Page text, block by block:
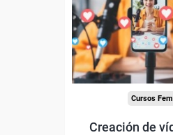
trabajadores y
-Información,
y Artes
Cursos
Creación de